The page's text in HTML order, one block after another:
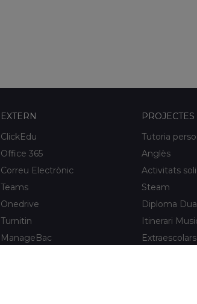
EXTERN
ClickEdu
Office 365
Correu Electrònic
Teams
Onedrive
Turnitin
ManageBac
PROJECTES
Tutoria
Anglès
Activitats
Steam
Diploma
Itinerari
Extraescolars